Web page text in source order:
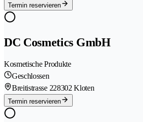
Termin reservieren
DC Cosmetics GmbH
Kosmetische Produkte
Geschlossen
Breitistrasse 228302 Kloten
Termin reservieren